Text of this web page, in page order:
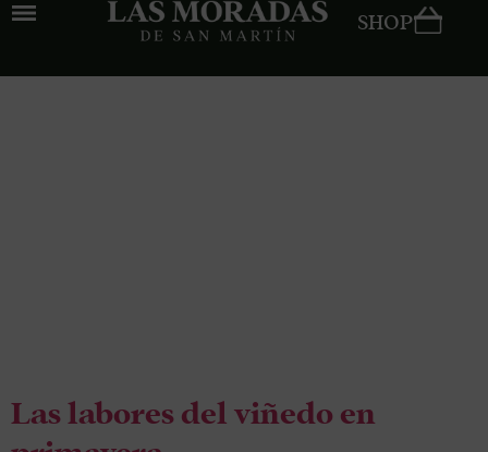
SHOP
Las labores del viñedo en